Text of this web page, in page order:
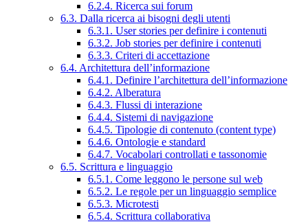
6.2.4. Ricerca sui forum
6.3. Dalla ricerca ai bisogni degli utenti
6.3.1. User stories per definire i contenuti
6.3.2. Job stories per definire i contenuti
6.3.3. Criteri di accettazione
6.4. Architettura dell’informazione
6.4.1. Definire l’architettura dell’informazione
6.4.2. Alberatura
6.4.3. Flussi di interazione
6.4.4. Sistemi di navigazione
6.4.5. Tipologie di contenuto (content type)
6.4.6. Ontologie e standard
6.4.7. Vocabolari controllati e tassonomie
6.5. Scrittura e linguaggio
6.5.1. Come leggono le persone sul web
6.5.2. Le regole per un linguaggio semplice
6.5.3. Microtesti
6.5.4. Scrittura collaborativa